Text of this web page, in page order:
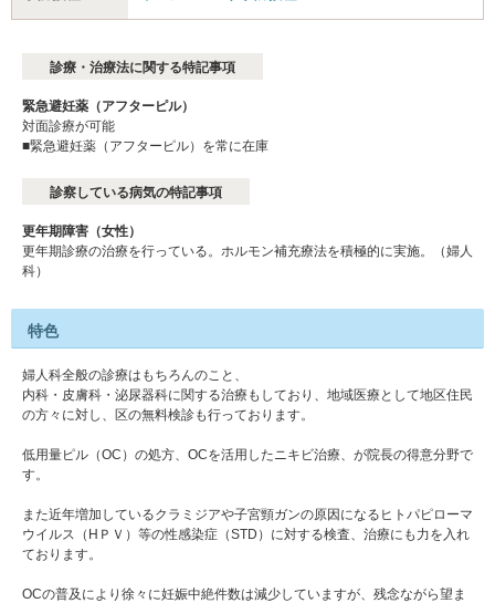
診療・治療法に関する特記事項
緊急避妊薬（アフターピル）
対面診療が可能
■緊急避妊薬（アフターピル）を常に在庫
診察している病気の特記事項
更年期障害（女性）
更年期診療の治療を行っている。ホルモン補充療法を積極的に実施。（婦人
科）
特色
婦人科全般の診療はもちろんのこと、
内科・皮膚科・泌尿器科に関する治療もしており、地域医療として地区住民
の方々に対し、区の無料検診も行っております。
低用量ピル（OC）の処方、OCを活用したニキビ治療、が院長の得意分野で
す。
また近年増加しているクラミジアや子宮頸ガンの原因になるヒトパピローマ
ウイルス（HＰＶ）等の性感染症（STD）に対する検査、治療にも力を入れ
ております。
OCの普及により徐々に妊娠中絶件数は減少していますが、残念ながら望ま